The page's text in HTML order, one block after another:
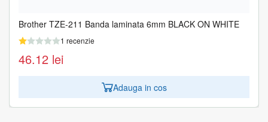
Brother TZE-211 Banda laminata 6mm BLACK ON WHITE
1 recenzie
46.12 lei
Adauga in cos